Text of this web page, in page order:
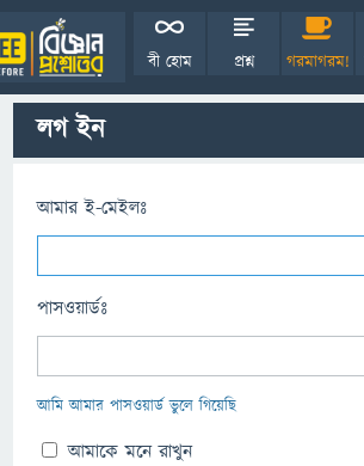
বী হোম প্রশ্ন গরমাগরম!
লগ ইন
আমার ই-মেইলঃ
পাসওয়ার্ডঃ
আমি আমার পাসওয়ার্ড ভুলে গিয়েছি
আমাকে মনে রাখুন